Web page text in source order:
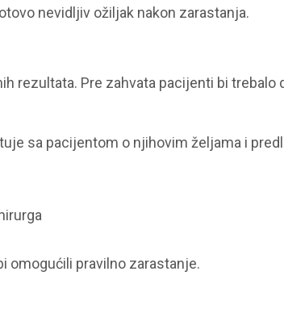
nevidljiv ožiljak nakon zarastanja.
rezultata. Pre zahvata pacijenti bi trebalo
sa pacijentom o njihovim željama i
omogućili pravilno zarastanje.